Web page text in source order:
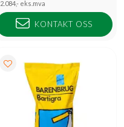
2.084,- eks.mva
KONTAKT OSS